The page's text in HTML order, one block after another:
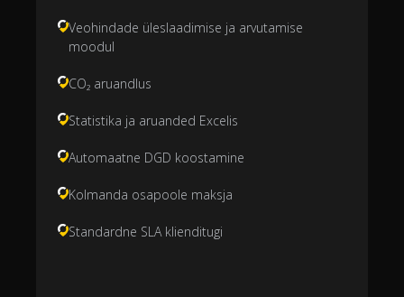
Veohindade üleslaadimise ja arvutamise
moodul
CO₂ aruandlus
Statistika ja aruanded Excelis
Automaatne DGD koostamine
Kolmanda osapoole maksja
Standardne SLA klienditugi